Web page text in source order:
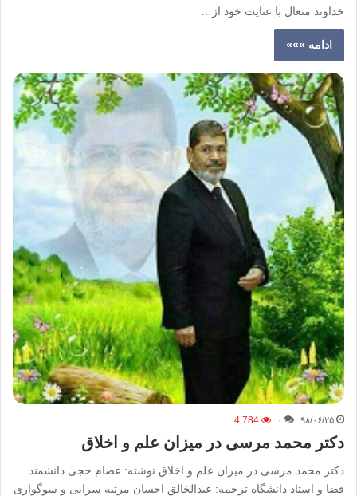
خداوند متعال با عنایت خود از…
ادامه »»»
۹۸/۰۶/۲۵ ۰ 4,784
دکتر محمد مرسی در میزان علم و اخلاق
دکتر محمد مرسی در میزان علم و اخلاق نوشته: عصام حجی دانشمند
فضا و استاد دانشگاه ترجمه: عبدالخالق احسان مرثیه سرایی و سوگواری